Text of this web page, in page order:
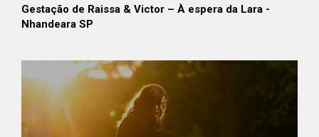
Gestação de Raissa & Victor – À espera da Lara -
Nhandeara SP